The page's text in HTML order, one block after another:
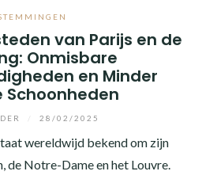
van Parijs en de
Onmisbare
en Minder
Schoonheden
28/02/2025
wereldwijd bekend om zijn
de Notre-Dame en het Louvre.